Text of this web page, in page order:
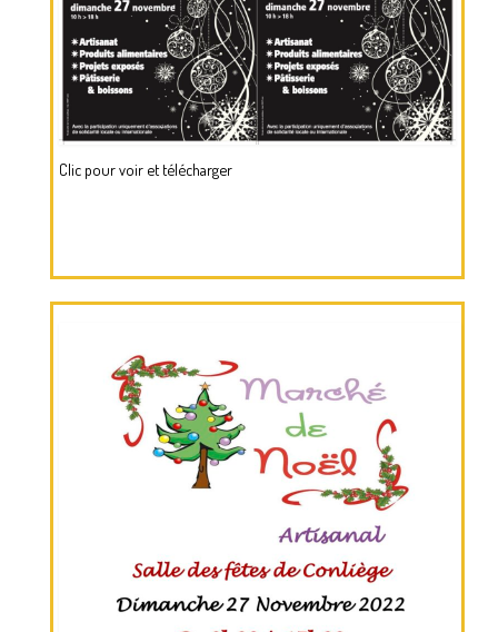
TEMOIGNAGES
Clic pour voir et télécharger